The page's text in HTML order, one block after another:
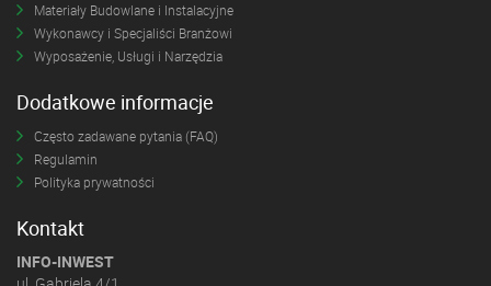
Materiały Budowlane i Instalacyjne
Wykonawcy i Specjaliści Branżowi
Wyposażenie, Usługi i Narzędzia
Dodatkowe informacje
Często zadawane pytania (FAQ)
Regulamin
Polityka prywatności
Kontakt
INFO-INWEST